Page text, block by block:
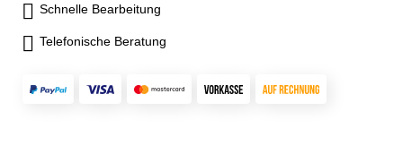
Schnelle Bearbeitung
Telefonische Beratung